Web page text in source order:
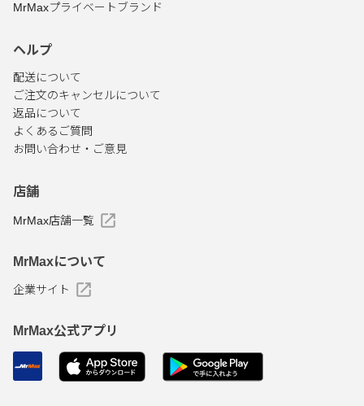
MrMaxプライベートブランド
ヘルプ
配送について
ご注文のキャンセルについて
返品について
よくあるご質問
お問い合わせ・ご意見
店舗
MrMax店舗一覧
MrMaxについて
企業サイト
MrMax公式アプリ